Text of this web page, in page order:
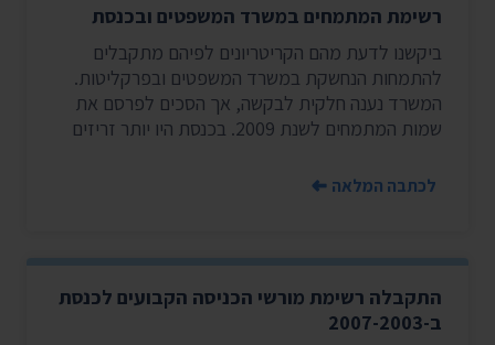
רשימת המתמחים במשרד המשפטים ובכנסת
ביקשנו לדעת מהם הקריטריונים לפיהם מתקבלים
להתמחות הנחשקת במשרד המשפטים ובפרקליטות.
המשרד נענה חלקית לבקשה, אך הסכים לפרסם את
שמות המתמחים לשנת 2009. בכנסת היו יותר זריזים
לכתבה המלאה
התקבלה רשימת מורשי הכניסה הקבועים לכנסת
ב-2007-2003